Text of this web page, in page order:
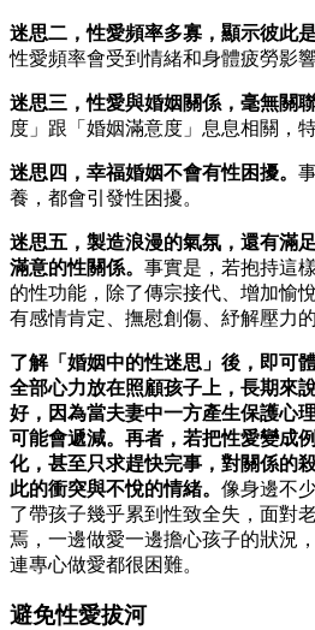
迷思二，性愛頻率多寡，顯示彼此
性愛頻率會受到情緒和身體疲勞影響
迷思三，性愛與婚姻關係，毫無關聯
度」跟「婚姻滿意度」息息相關，
迷思四，幸福婚姻不會有性困擾。
養，都會引發性困擾。
迷思五，製造浪漫的氣氛，還有滿
滿意的性關係。 事實是，若抱持這
的性功能，除了傳宗接代、增加愉
有感情肯定、撫慰創傷、紓解壓力的
了解「婚姻中的性迷思」後，即可
全部心力放在照顧孩子上，長期來
好，因為當夫妻中一方產生保護心
可能會遞減。再者，若把性愛變成
化，甚至只求趕快完事，對關係的
此的衝突與不悅的情緒。 像身邊不
了帶孩子幾乎累到性致全失，面對
焉，一邊做愛一邊擔心孩子的狀況
連專心做愛都很困難。
避免性愛拔河